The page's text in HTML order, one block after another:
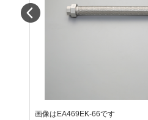
画像はEA469EK-66です